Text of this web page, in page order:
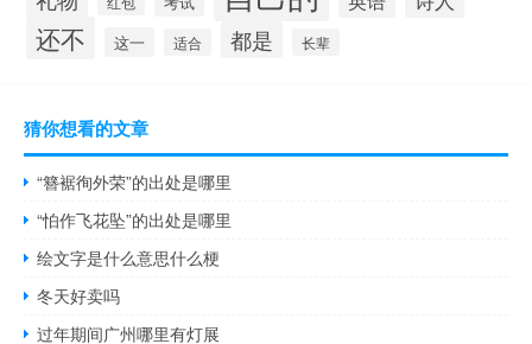
还不 这一 适合 都是 长辈
猜你想看的文章
“簪裾徇外荣”的出处是哪里
“怕作飞花坠”的出处是哪里
绘文字是什么意思什么梗
冬天好卖吗
过年期间广州哪里有灯展